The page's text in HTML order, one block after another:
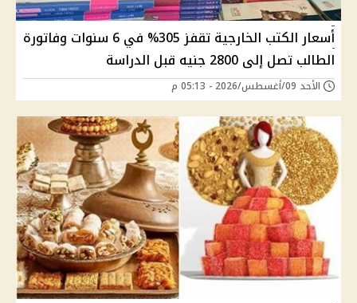
أسعار الكتب الخارجية تقفز 305% في 6 سنوات وفاتورة
الطالب تصل إلى 2800 جنيه قبل الدراسة
الأحد 09/أغسطس/2026 - 05:13 م